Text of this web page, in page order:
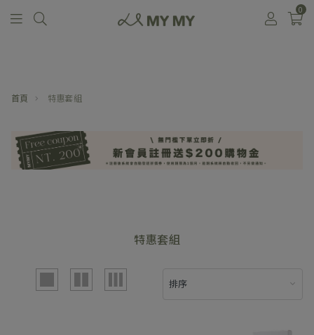
0
首頁 特惠套組
特惠套組